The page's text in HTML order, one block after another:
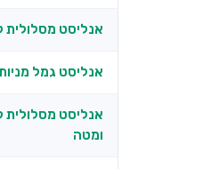
אנליסט מסלולית
אנליסט גמל
ומטה